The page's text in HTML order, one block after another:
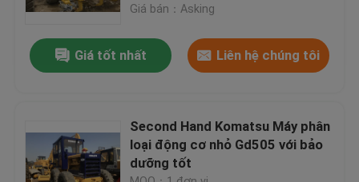
Company News
Crawler Bulldozer đã qua sử dụng
Xe ủi đất đã qua sử dụng CAT
Giá bán：Asking
Giá tốt nhất Liên hệ chúng tôi
Second Hand Komatsu Máy phân
loại động cơ nhỏ Gd505 với bảo
dưỡng tốt